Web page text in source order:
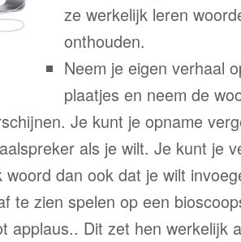
ze werkelijk leren
onthouden.
Neem je eigen verhaal
plaatjes en neem de
Je kunt je opname
als je wilt. Je kunt je
woord dan ook dat je wilt
te zien spelen op een
applaus.. Dit zet hen werkelijk